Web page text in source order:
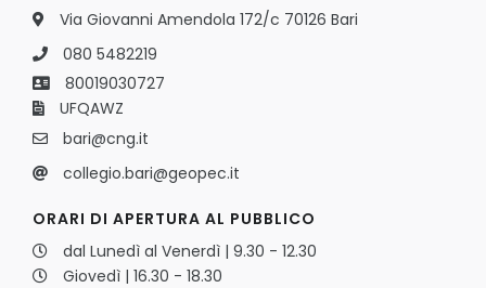
Via Giovanni Amendola 172/c 70126 Bari
080 5482219
80019030727
UFQAWZ
bari@cng.it
collegio.bari@geopec.it
ORARI DI APERTURA AL PUBBLICO
dal Lunedì al Venerdì | 9.30 - 12.30
Giovedì | 16.30 - 18.30